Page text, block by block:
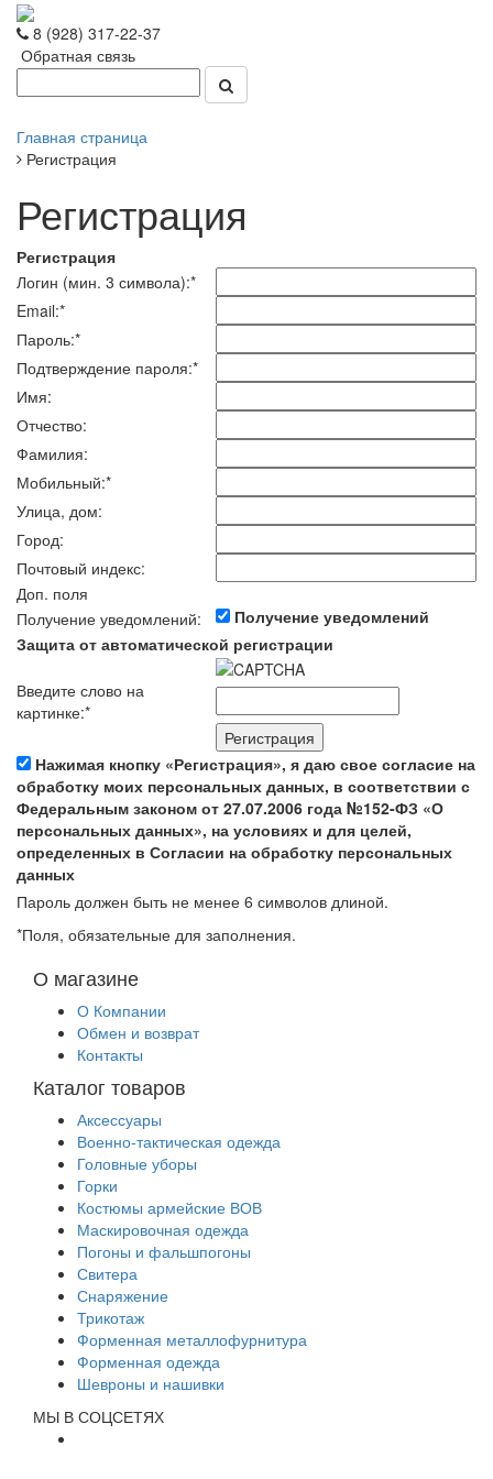
8 (928) 317-22-37
Обратная связь
Главная страница
Регистрация
Регистрация
Регистрация
Логин (мин. 3 символа):*
Email:*
Пароль:*
Подтверждение пароля:*
Имя:
Отчество:
Фамилия:
Мобильный:*
Улица, дом:
Город:
Почтовый индекс:
Доп. поля
Получение уведомлений:
Получение уведомлений
Защита от автоматической регистрации
Введите слово на
картинке:*
Нажимая кнопку «Регистрация», я даю свое согласие на
обработку моих персональных данных, в соответствии с
Федеральным законом от 27.07.2006 года №152-ФЗ «О
персональных данных», на условиях и для целей,
определенных в Согласии на обработку персональных
данных
Пароль должен быть не менее 6 символов длиной.
*Поля, обязательные для заполнения.
О магазине
О Компании
Обмен и возврат
Контакты
Каталог товаров
Аксессуары
Военно-тактическая одежда
Головные уборы
Горки
Костюмы армейские ВОВ
Маскировочная одежда
Погоны и фальшпогоны
Свитера
Снаряжение
Трикотаж
Форменная металлофурнитура
Форменная одежда
Шевроны и нашивки
МЫ В СОЦСЕТЯХ